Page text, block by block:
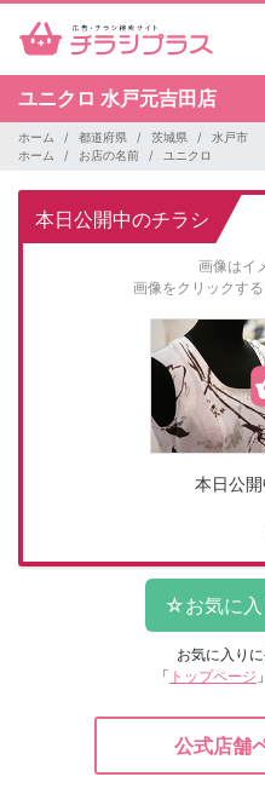
ユニクロ 水戸元吉田店
ホーム 都道府県 茨城県
水戸市
ホーム
お店の名前 ユニクロ
本日公開中のチラシ
画像はイ
画像をクリックす
本日公
お気に入り
「 トップページ
公式店舗